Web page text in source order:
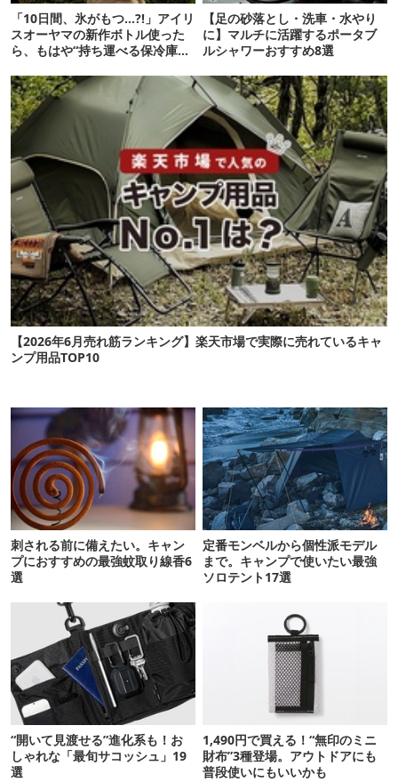
「10日間、氷がもつ…?!」アイリ
スオーヤマの新作ボトル使った
ら、もはや“持ち運べる保冷庫
【足の砂落とし・洗車・水やり
に】マルチに活躍するポータブ
ルシャワーおすすめ8選
【2026年6月売れ筋ランキング】楽天市場で実際に売れているキャ
ンプ用品TOP10
刺される前に備えたい。キャン
プにおすすめの最強蚊取り線香6
選
定番モンベルから個性派モデル
まで。キャンプで使いたい最強
ソロテント17選
“開いて見渡せる”進化系も！お
しゃれな「最旬サコッシュ」19
選
1,490円で買える！“無印のミニ
財布”3種登場。アウトドアにも
普段使いにもいいかも